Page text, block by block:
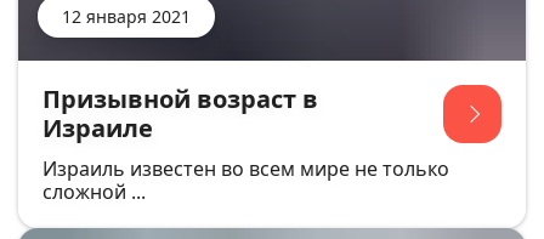
12 января 2021
Призывной возраст в
Израиле
Израиль известен во всем мире не только
сложной ...